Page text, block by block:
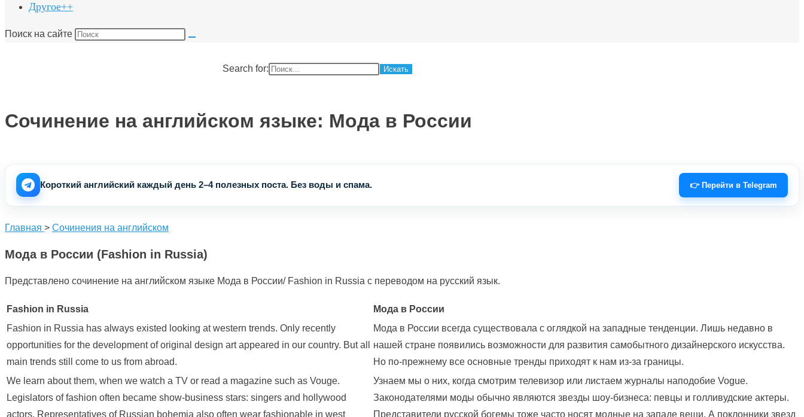
Другое++
Поиск на сайте
Search for:
Сочинение на английском языке: Мода в России
Короткий английский каждый день 2–4 полезных поста. Без воды и спама. 👉 Перейти в Telegram
Главная > Сочинения на английском
Мода в России (Fashion in Russia)
Представлено сочинение на английском языке Мода в России/ Fashion in Russia с переводом на русский язык.
Fashion in Russia
Мода в России
Fashion in Russia has always existed looking at western trends. Only recently
opportunities for the development of original design art appeared in our country. But all
main trends still come to us from abroad.
Мода в России всегда существовала с оглядкой на западные тенденции. Лишь недавно в
нашей стране появились возможности для развития самобытного дизайнерского искусства.
Но по-прежнему все основные тренды приходят к нам из-за границы.
We learn about them, when we watch a TV or read a magazine such as Vouge.
Legislators of fashion often became show-business stars: singers and hollywood
actors. Representatives of Russian bohemia also often wear fashionable in west
Узнаем мы о них, когда смотрим телевизор или листаем журналы наподобие Vogue.
Законодателями моды обычно являются звезды шоу-бизнеса: певцы и голливудские актеры.
Представители русской богемы тоже часто носят модные на западе вещи. А поклонники звезд